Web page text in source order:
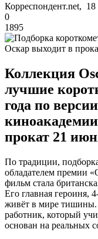
Корреспондент.net,
0
1895
Коллекция
лучшие
года по
прокат 21
По традиции,
обладателем премии
фильм стала
Его главная героиня,
живёт в мире тишины.
работник, который
основан на реальных